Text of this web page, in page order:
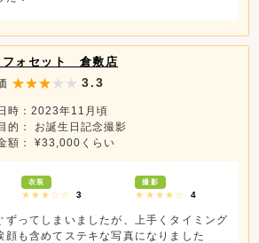
フォセット 倉敷店
3.3
時：2023年11月頃
的： お誕生日記念撮影
額： ¥33,000くらい
衣装
★★★☆☆ 3
撮影
★★★★☆ 4
ずってしまいましたが、上手くタイミング
顔も含めてステキな写真になりました